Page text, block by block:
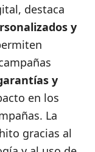
destaca
y
y
en los
La
gracias al